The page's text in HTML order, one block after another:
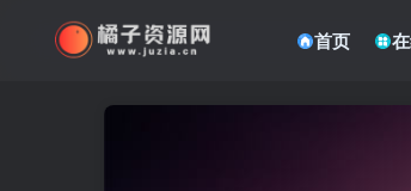
首页